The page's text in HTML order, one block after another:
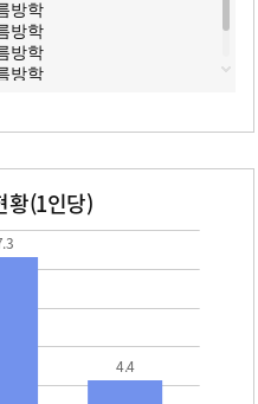
방학
방학
방학
방학
황(1인당)
4.4